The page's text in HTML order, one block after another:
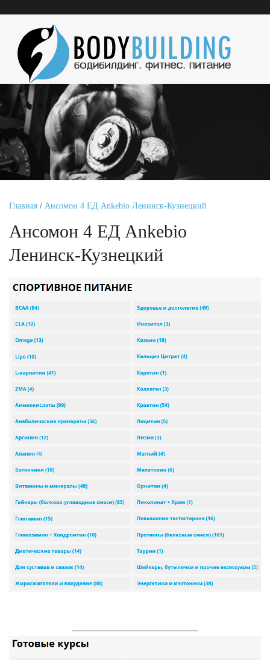
Главная / Ансомон 4 ЕД Ankebio Ленинск-Кузнецкий
Ансомон 4 ЕД Ankebio
Ленинск-Кузнецкий